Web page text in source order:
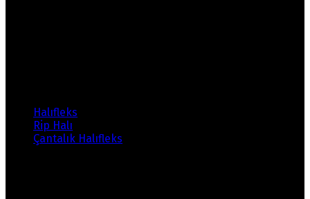
Halıfleks
Rip Halı
Çantalık Halıfleks